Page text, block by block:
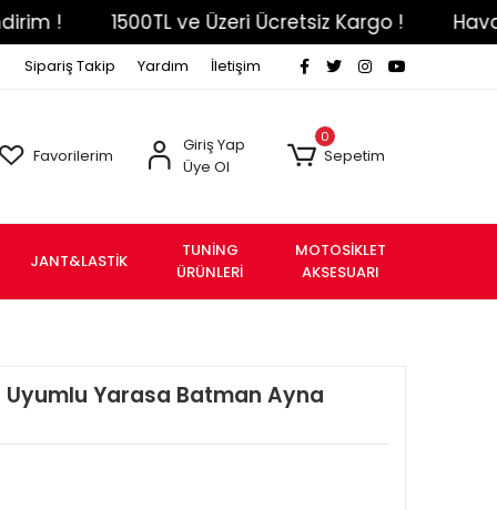
1500TL ve Üzeri Ücretsiz Kargo ! Havale Eft
Sipariş Takip Yardım İletişim
Favorilerim
Giriş Yap
Üye Ol
0
Sepetim
JANT&LASTİK
TUNİNG
ÜRÜNLERİ
MOTOSİKLET
AKSESUARI
Uyumlu Yarasa Batman Ayna